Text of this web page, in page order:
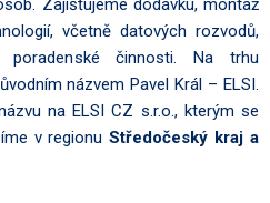
Zajišťujeme dodávku, montáž
včetně datových rozvodů,
poradenské činnosti. Na trhu
názvem Pavel Král – ELSI.
na ELSI CZ s.r.o., kterým se
v regionuStředočeský kraj a